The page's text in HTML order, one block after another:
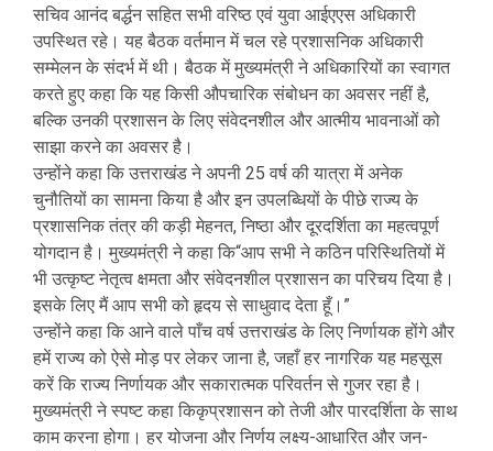
सचिव आनंद बर्द्धन सहित सभी वरिष्ठ एवं युवा आईएएस अधिकारी
उपस्थित रहे। यह बैठक वर्तमान में चल रहे प्रशासनिक अधिकारी
सम्मेलन के संदर्भ में थी। बैठक में मुख्यमंत्री ने अधिकारियों का स्वागत
करते हुए कहा कि यह किसी औपचारिक संबोधन का अवसर नहीं है,
बल्कि उनकी प्रशासन के लिए संवेदनशील और आत्मीय भावनाओं को
साझा करने का अवसर है।
उन्होंने कहा कि उत्तराखंड ने अपनी 25 वर्ष की यात्रा में अनेक
चुनौतियों का सामना किया है और इन उपलब्धियों के पीछे राज्य के
प्रशासनिक तंत्र की कड़ी मेहनत, निष्ठा और दूरदर्शिता का महत्वपूर्ण
योगदान है। मुख्यमंत्री ने कहा कि“आप सभी ने कठिन परिस्थितियों में
भी उत्कृष्ट नेतृत्व क्षमता और संवेदनशील प्रशासन का परिचय दिया है।
इसके लिए मैं आप सभी को हृदय से साधुवाद देता हूँ।”
उन्होंने कहा कि आने वाले पाँच वर्ष उत्तराखंड के लिए निर्णायक होंगे और
हमें राज्य को ऐसे मोड़ पर लेकर जाना है, जहाँ हर नागरिक यह महसूस
करें कि राज्य निर्णायक और सकारात्मक परिवर्तन से गुजर रहा है।
मुख्यमंत्री ने स्पष्ट कहा किकृप्रशासन को तेजी और पारदर्शिता के साथ
काम करना होगा। हर योजना और निर्णय लक्ष्य-आधारित और जन-